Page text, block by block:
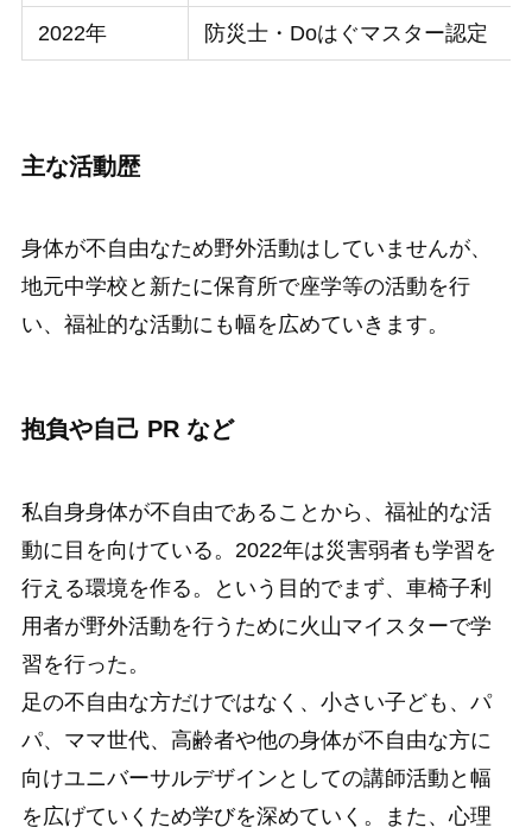
2022年 防災士・Doはぐマスター認定
主な活動歴
身体が不自由なため野外活動はしていませんが、
地元中学校と新たに保育所で座学等の活動を行
い、福祉的な活動にも幅を広めていきます。
抱負や自己 PR など
私自身身体が不自由であることから、福祉的な活
動に目を向けている。2022年は災害弱者も学習を
行える環境を作る。という目的でまず、車椅子利
用者が野外活動を行うために火山マイスターで学
習を行った。
足の不自由な方だけではなく、小さい子ども、パ
パ、ママ世代、高齢者や他の身体が不自由な方に
向けユニバーサルデザインとしての講師活動と幅
を広げていくため学びを深めていく。また、心理